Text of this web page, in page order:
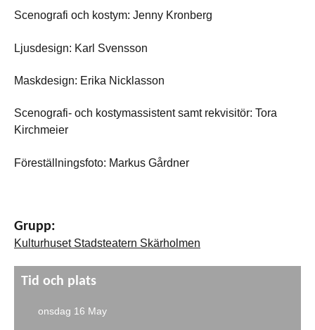
Scenografi och kostym: Jenny Kronberg
Ljusdesign: Karl Svensson
Maskdesign: Erika Nicklasson
Scenografi- och kostymassistent samt rekvisitör: Tora
Kirchmeier
Föreställningsfoto: Markus Gårdner
Grupp:
Kulturhuset Stadsteatern Skärholmen
Tid och plats
onsdag 16 May